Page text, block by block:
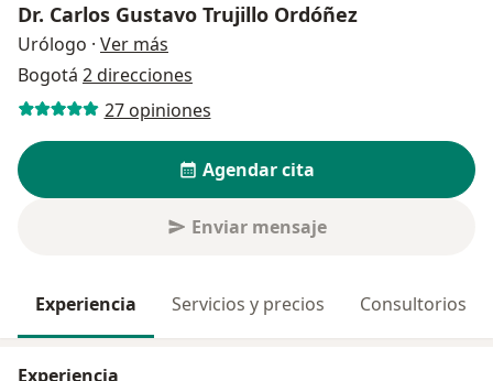
Dr. Carlos Gustavo Trujillo Ordóñez
Urólogo · Ver más
Bogotá 2 direcciones
27 opiniones
Agendar cita
Enviar mensaje
Experiencia Servicios y precios Consultorios
Experiencia